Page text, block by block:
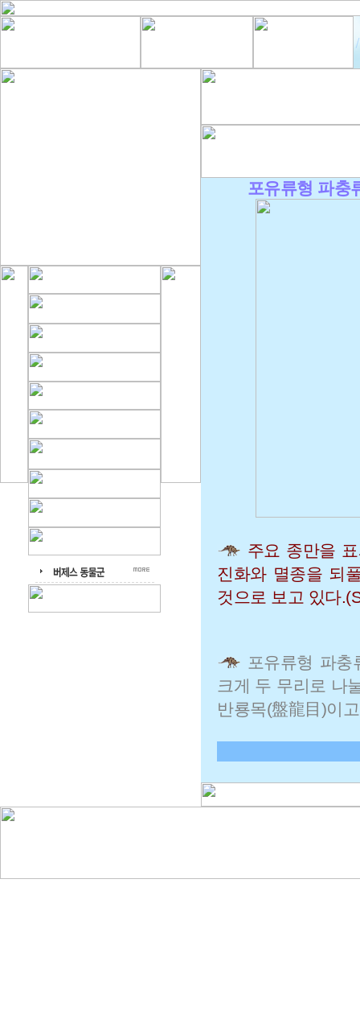
포유류형 파충
주요 종만을
진화와 멸종을 되
것으로 보고 있다
포유류형 파
크게 두 무리로 나
반룡목(盤龍目)이